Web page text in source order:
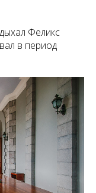
Феликс
в период